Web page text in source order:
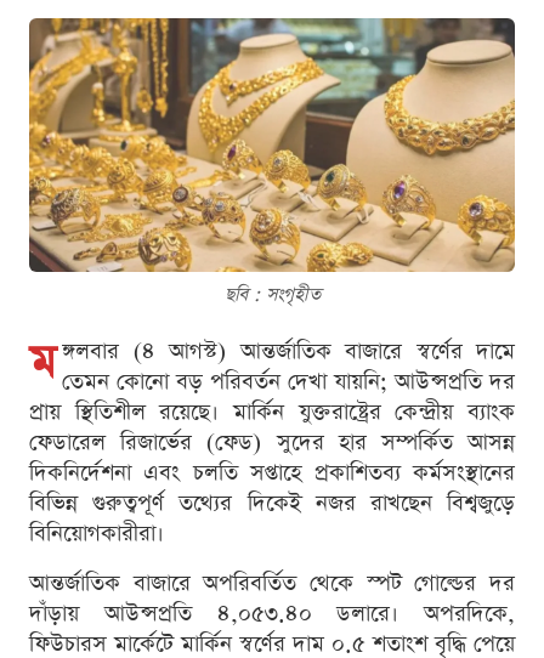
ছবি : সংগৃহীত
ম ঙ্গলবার (৪ আগস্ট) আন্তর্জাতিক বাজারে স্বর্ণের দামে
তেমন কোনো বড় পরিবর্তন দেখা যায়নি; আউন্সপ্রতি দর
প্রায় স্থিতিশীল রয়েছে। মার্কিন যুক্তরাষ্ট্রের কেন্দ্রীয় ব্যাংক
ফেডারেল রিজার্ভের (ফেড) সুদের হার সম্পর্কিত আসন্ন
দিকনির্দেশনা এবং চলতি সপ্তাহে প্রকাশিতব্য কর্মসংস্থানের
বিভিন্ন গুরুত্বপূর্ণ তথ্যের দিকেই নজর রাখছেন বিশ্বজুড়ে
বিনিয়োগকারীরা।
আন্তর্জাতিক বাজারে অপরিবর্তিত থেকে স্পট গোল্ডের দর
দাঁড়ায় আউন্সপ্রতি ৪,০৫৩.৪০ ডলারে। অপরদিকে,
ফিউচারস মার্কেটে মার্কিন স্বর্ণের দাম ০.৫ শতাংশ বৃদ্ধি পেয়ে